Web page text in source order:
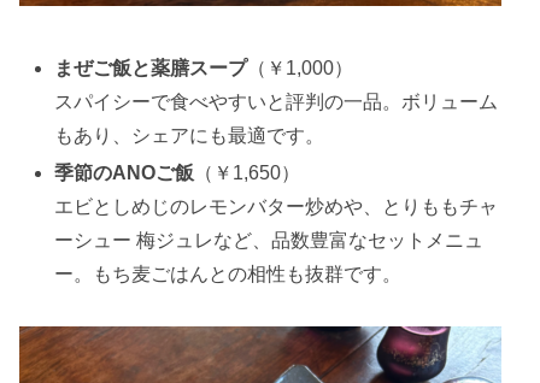
まぜご飯と薬膳スープ（￥1,000）
スパイシーで食べやすいと評判の一品。ボリューム
もあり、シェアにも最適です。
季節のANOご飯 （￥1,650）
エビとしめじのレモンバター炒めや、とりももチャ
ーシュー 梅ジュレなど、品数豊富なセットメニュ
ー。もち麦ごはんとの相性も抜群です。